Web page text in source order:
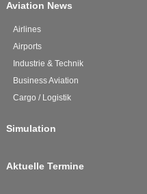
Aviation News
Airlines
Airports
Industrie & Technik
Business Aviation
Cargo / Logistik
Simulation
Aktuelle Termine